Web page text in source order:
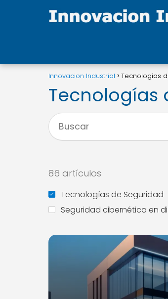
Innovacion Industrial Tecnologías
Tecnologías
86 artículos
Tecnologías de Seguridad
Seguridad cibernética en